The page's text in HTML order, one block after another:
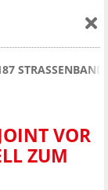
VOR
ZUM